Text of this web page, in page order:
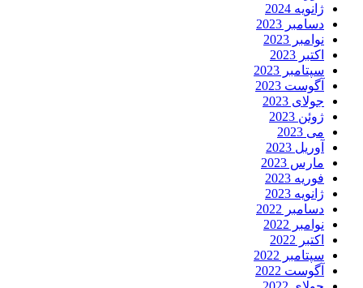
ژانویه 2024
دسامبر 2023
نوامبر 2023
اکتبر 2023
سپتامبر 2023
آگوست 2023
جولای 2023
ژوئن 2023
می 2023
آوریل 2023
مارس 2023
فوریه 2023
ژانویه 2023
دسامبر 2022
نوامبر 2022
اکتبر 2022
سپتامبر 2022
آگوست 2022